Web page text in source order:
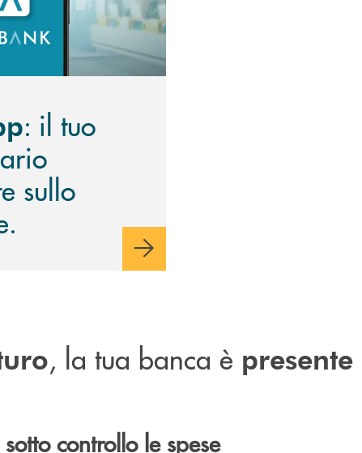
: il tuo
sullo
, la tua banca è presente
controllo le spese